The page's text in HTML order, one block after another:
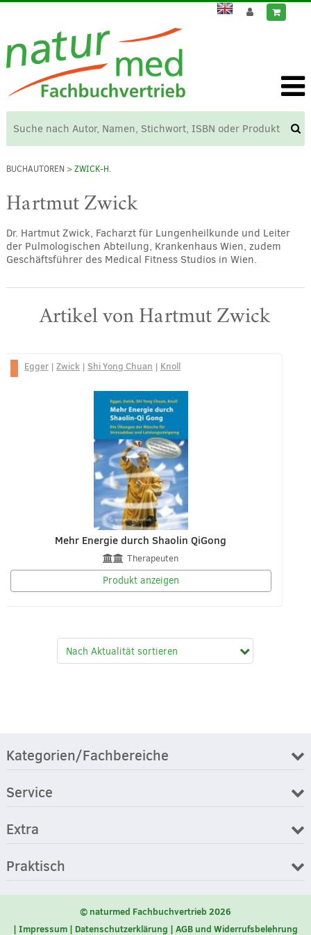
BUCHAUTOREN > ZWICK-H.
Hartmut Zwick
Dr. Hartmut Zwick, Facharzt für Lungenheilkunde und Leiter
der Pulmologischen Abteilung, Krankenhaus Wien, zudem
Geschäftsführer des Medical Fitness Studios in Wien.
Artikel von Hartmut Zwick
Egger| Zwick| Shi Yong Chuan | Knoll
Mehr Energie durch Shaolin QiGong
Therapeuten
Produkt anzeigen
Kategorien/Fachbereiche
Service
Extra
Praktisch
© naturmed Fachbuchvertrieb 2026
Impressum
Datenschutzerklärung AGB und Widerrufsbelehrung